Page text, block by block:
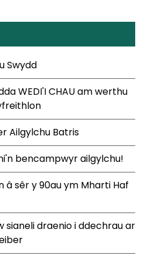
Swydd
WEDI'I CHAU am werthu
Ailgylchu Batris
bencampwyr ailgylchu!
â sêr y 90au ym Mharti Haf
sianeli draenio i ddechrau ar